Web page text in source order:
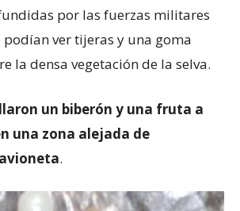
por las fuerzas militares
podían ver tijeras y una goma
la densa vegetación de la selva.
un biberón y una fruta a
una zona alejada de
.